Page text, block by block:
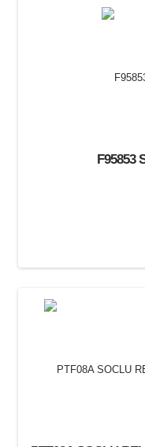
10FF-2Z-C3
F95853